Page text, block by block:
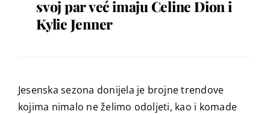
Out & Aboutsvoj par već imaju Celine Dion i
Kylie Jenner
Jesenska sezona donijela je brojne trendove
kojima nimalo ne želimo odoljeti, kao i komade